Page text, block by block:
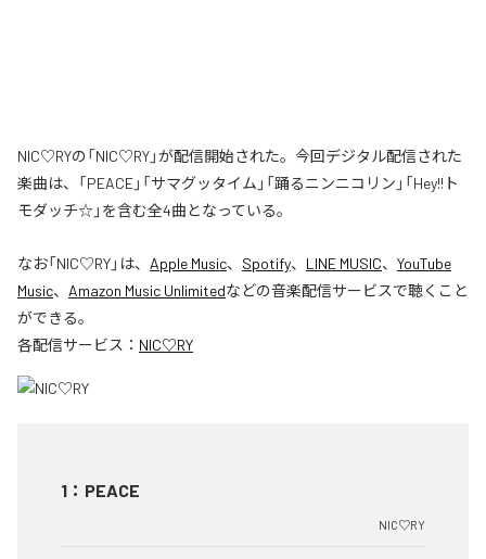
NIC♡RYの「NIC♡RY」が配信開始された。今回デジタル配信された
楽曲は、「PEACE」「サマグッタイム」「踊るニンニコリン」「Hey!!ト
モダッチ☆」を含む全4曲となっている。
なお「NIC♡RY」は、 Apple Music、 Spotify、 LINE MUSIC、 YouTube
Music、 Amazon Music Unlimitedなどの音楽配信サービスで聴くこと
ができる。
各配信サービス： NIC♡RY
1 ： PEACE
NIC♡RY